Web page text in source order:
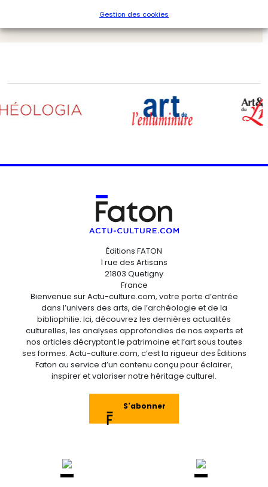
Gestion des cookies
Éditions FATON
1 rue des Artisans
21803 Quetigny
France
Bienvenue sur Actu-culture.com, votre porte d’entrée
dans l’univers des arts, de l’archéologie et de la
bibliophilie. Ici, découvrez les dernières actualités
culturelles, les analyses approfondies de nos experts et
nos articles décryptant le patrimoine et l’art sous toutes
ses formes. Actu-culture.com, c’est la rigueur des Éditions
Faton au service d’un contenu conçu pour éclairer,
inspirer et valoriser notre héritage culturel.
S'abonner